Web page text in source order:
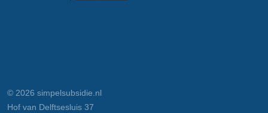
© 2026 simpelsubsidie.nl
Hof van Delftsesluis 37